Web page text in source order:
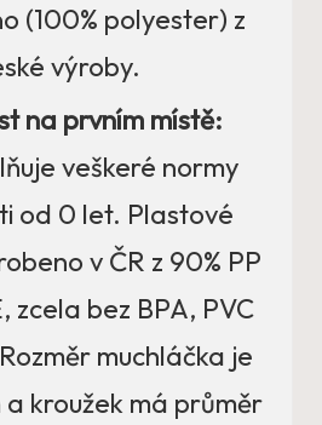
(100% polyester) z
výroby.
na prvním místě:
veškeré normy
od 0 let. Plastové
v ČR z 90% PP
zcela bez BPA, PVC
muchláčka je
a kroužek má průměr